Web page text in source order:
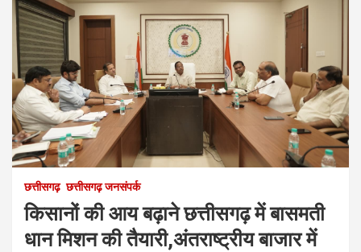
छत्तीसगढ़ छत्तीसगढ़ जनसंपर्क
किसानों की आय बढ़ाने छत्तीसगढ़ में बासमती
धान मिशन की तैयारी,अंतराष्ट्रीय बाजार में